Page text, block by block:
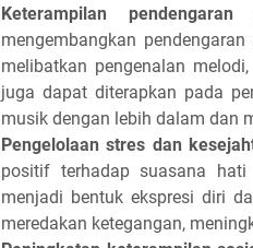
Keterampilan
mengembangkan
melibatkan pengenalan
juga dapat diterapkan pada
musik dengan lebih dalam dan
Pengelolaan stres dan
positif terhadap suasana
menjadi bentuk ekspresi diri
meredakan ketegangan,